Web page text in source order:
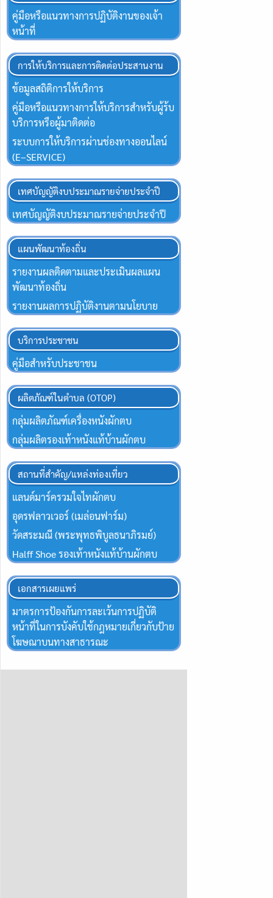
คู่มือหรือแนวทางการปฏิบัติงานของเจ้า
หน้าที่
การให้บริการและการติดต่อประสานงาน
ข้อมูลสถิติการให้บริการ
คู่มือหรือแนวทางการให้บริการสำหรับผู้ร้บ
บริการหรือผู้มาติดต่อ
ระบบการให้บริการผ่านช่องทางออนไลน์
(E–SERVICE)
เทศบัญญัติงบประมาณรายจ่ายประจำปี
เทศบัญญัติงบประมาณรายจ่ายประจำปี
แผนพัฒนาท้องถิ่น
รายงานผลติดตามและประเมินผลแผน
พัฒนาท้องถิ่น
รายงานผลการปฏิบัติงานตามนโยบาย
บริการประชาชน
คู่มือสำหรับประชาชน
ผลิตภัณฑ์ในตำบล (OTOP)
กลุ่มผลิตภัณฑ์เครื่องหนังผักตบ
กลุ่มผลิตรองเท้าหนังแท้บ้านผักตบ
สถานที่สำคัญ/แหล่งท่องเที่ยว
แลนด์มาร์ครวมใจไทผักตบ
อุดรฟลาวเวอร์ (เมล่อนฟาร์ม)
วัดสระมณี (พระพุทธพิบูลธนาภิรมย์)
Halff Shoe รองเท้าหนังแท้บ้านผักตบ
เอกสารเผยแพร่
มาตรการป้องกันการละเว้นการปฏิบัติ
หน้าที่ในการบังคับใช้กฎหมายเกี่ยวกับป้าย
โฆษณาบนทางสาธารณะ